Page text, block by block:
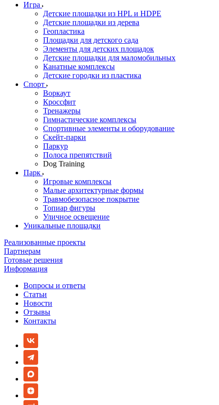
Игра
Детские площадки из HPL и HDPE
Детские площадки из дерева
Геопластика
Площадки для детского сада
Элементы для детских площадок
Детские площадки для маломобильных
Канатные комплексы
Детские городки из пластика
Спорт
Воркаут
Кроссфит
Тренажеры
Гимнастические комплексы
Спортивные элементы и оборудование
Скейт-парки
Паркур
Полоса препятствий
Dog Training
Парк
Игровые комплексы
Малые архитектурные формы
Травмобезопасное покрытие
Топиар фигуры
Уличное освещение
Уникальные площадки
Реализованные проекты
Партнерам
Готовые решения
Информация
Вопросы и ответы
Статьи
Новости
Отзывы
Контакты